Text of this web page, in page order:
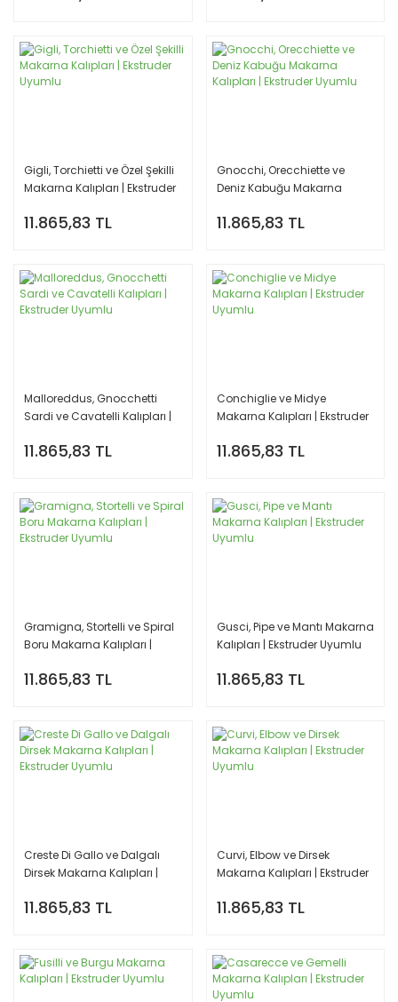
Gigli, Torchietti ve Özel Şekilli
Makarna Kalıpları | Ekstruder
11.865,83 TL
Gnocchi, Orecchiette ve
Deniz Kabuğu Makarna
11.865,83 TL
Malloreddus, Gnocchetti
Sardi ve Cavatelli Kalıpları |
11.865,83 TL
Conchiglie ve Midye
Makarna Kalıpları | Ekstruder
11.865,83 TL
Gramigna, Stortelli ve Spiral
Boru Makarna Kalıpları |
11.865,83 TL
Gusci, Pipe ve Mantı Makarna
Kalıpları | Ekstruder Uyumlu
11.865,83 TL
Creste Di Gallo ve Dalgalı
Dirsek Makarna Kalıpları |
11.865,83 TL
Curvi, Elbow ve Dirsek
Makarna Kalıpları | Ekstruder
11.865,83 TL